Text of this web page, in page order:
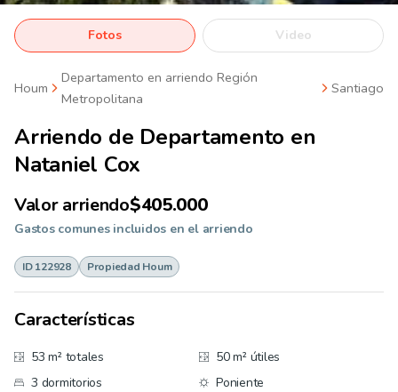
Fotos Video
Houm
Departamento en arriendo Región
Metropolitana
Santiago
Arriendo de Departamento en
Nataniel Cox
Valor arriendo$405.000
Gastos comunes incluidos en el arriendo
ID 122928 Propiedad Houm
Características
53 m² totales
50 m² útiles
3 dormitorios
Poniente